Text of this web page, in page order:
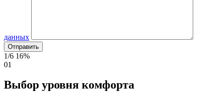
данных
1/6 16%
01
Выбор уровня комфорта